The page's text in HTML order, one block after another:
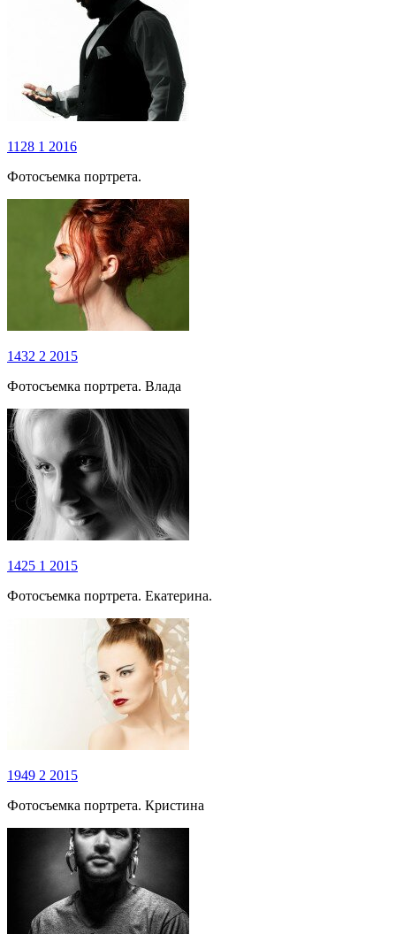
1128 1 2016
Фотосъемка портрета.
1432 2 2015
Фотосъемка портрета. Влада
1425 1 2015
Фотосъемка портрета. Екатерина.
1949 2 2015
Фотосъемка портрета. Кристина